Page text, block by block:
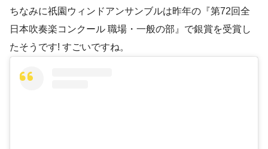
ちなみに祇園ウィンドアンサンブルは昨年の『第72回全
日本吹奏楽コンクール 職場・一般の部』で銀賞を受賞し
たそうです! すごいですね。